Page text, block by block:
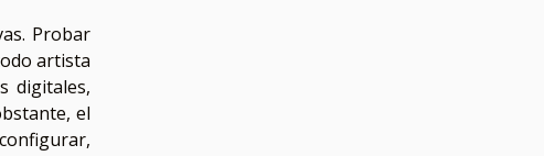
Probar
artista
digitales,
el